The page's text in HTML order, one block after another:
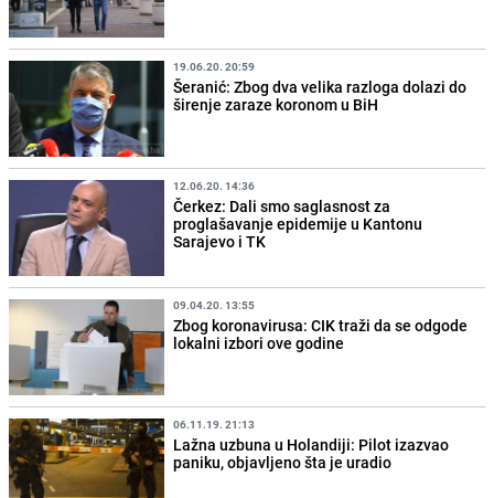
19.06.20. 20:59
Šeranić: Zbog dva velika razloga dolazi do
širenje zaraze koronom u BiH
12.06.20. 14:36
Čerkez: Dali smo saglasnost za
proglašavanje epidemije u Kantonu
Sarajevo i TK
09.04.20. 13:55
Zbog koronavirusa: CIK traži da se odgode
lokalni izbori ove godine
06.11.19. 21:13
Lažna uzbuna u Holandiji: Pilot izazvao
paniku, objavljeno šta je uradio